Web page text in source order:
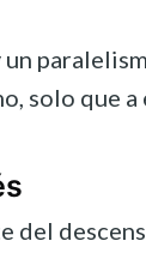
solo que
del